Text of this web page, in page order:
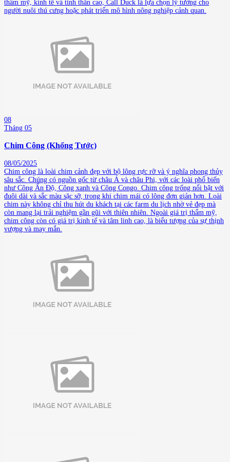
thẩm mỹ, kinh tế và tinh thần cao, Call Duck là lựa chọn lý tưởng cho
người nuôi thú cưng hoặc phát triển mô hình nông nghiệp cảnh quan.
08
Tháng 05
Chim Công (Khổng Tước)
08/05/2025
Chim công là loài chim cảnh đẹp với bộ lông rực rỡ và ý nghĩa phong thủy
sâu sắc. Chúng có nguồn gốc từ châu Á và châu Phi, với các loài phổ biến
như Công Ấn Độ, Công xanh và Công Congo. Chim công trống nổi bật với
đuôi dài và sắc màu sặc sỡ, trong khi chim mái có lông đơn giản hơn. Loài
chim này không chỉ thu hút du khách tại các farm du lịch nhờ vẻ đẹp mà
còn mang lại trải nghiệm gần gũi với thiên nhiên. Ngoài giá trị thẩm mỹ,
chim công còn có giá trị kinh tế và tâm linh cao, là biểu tượng của sự thịnh
vượng và may mắn.